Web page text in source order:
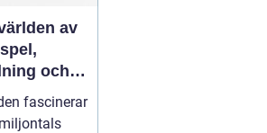
av
och
fascinerar